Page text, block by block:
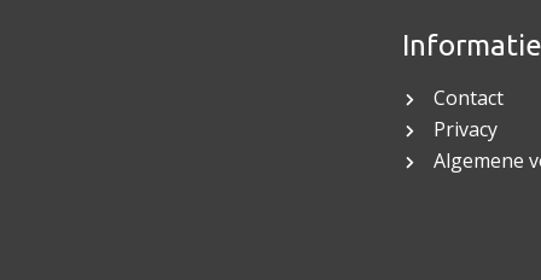
Informatie
Contact
Privacy
Algemene